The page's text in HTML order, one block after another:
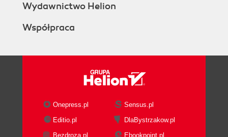
Wydawnictwo Helion
Współpraca
Onepress.pl
Sensus.pl
Editio.pl
DlaBystrzakow.pl
Bezdroza.pl
Ebookpoint.pl